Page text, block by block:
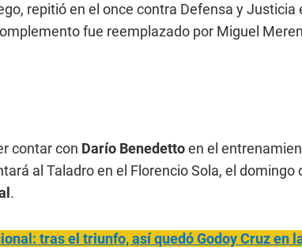
repitió en el once contra Defensa y Justicia
fue reemplazado por Miguel
contar con Darío Benedettoen el
al Taladro en el Florencio Sola, el domingo
.
tras el triunfo, así quedó Godoy Cruz en